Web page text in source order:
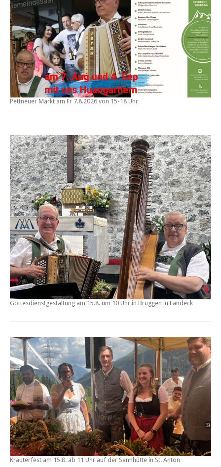
Pettneuer Markt am Fr 7.8.2026 von 15-18 Uhr
Gottesdienstgestaltung am 15.8. um 10 Uhr in Bruggen in Landeck
Kräuterfest am 15.8. ab 11 Uhr auf der Sennhütte in St. Anton